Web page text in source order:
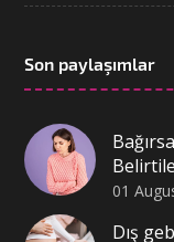
Son paylaşımlar
01
Dış